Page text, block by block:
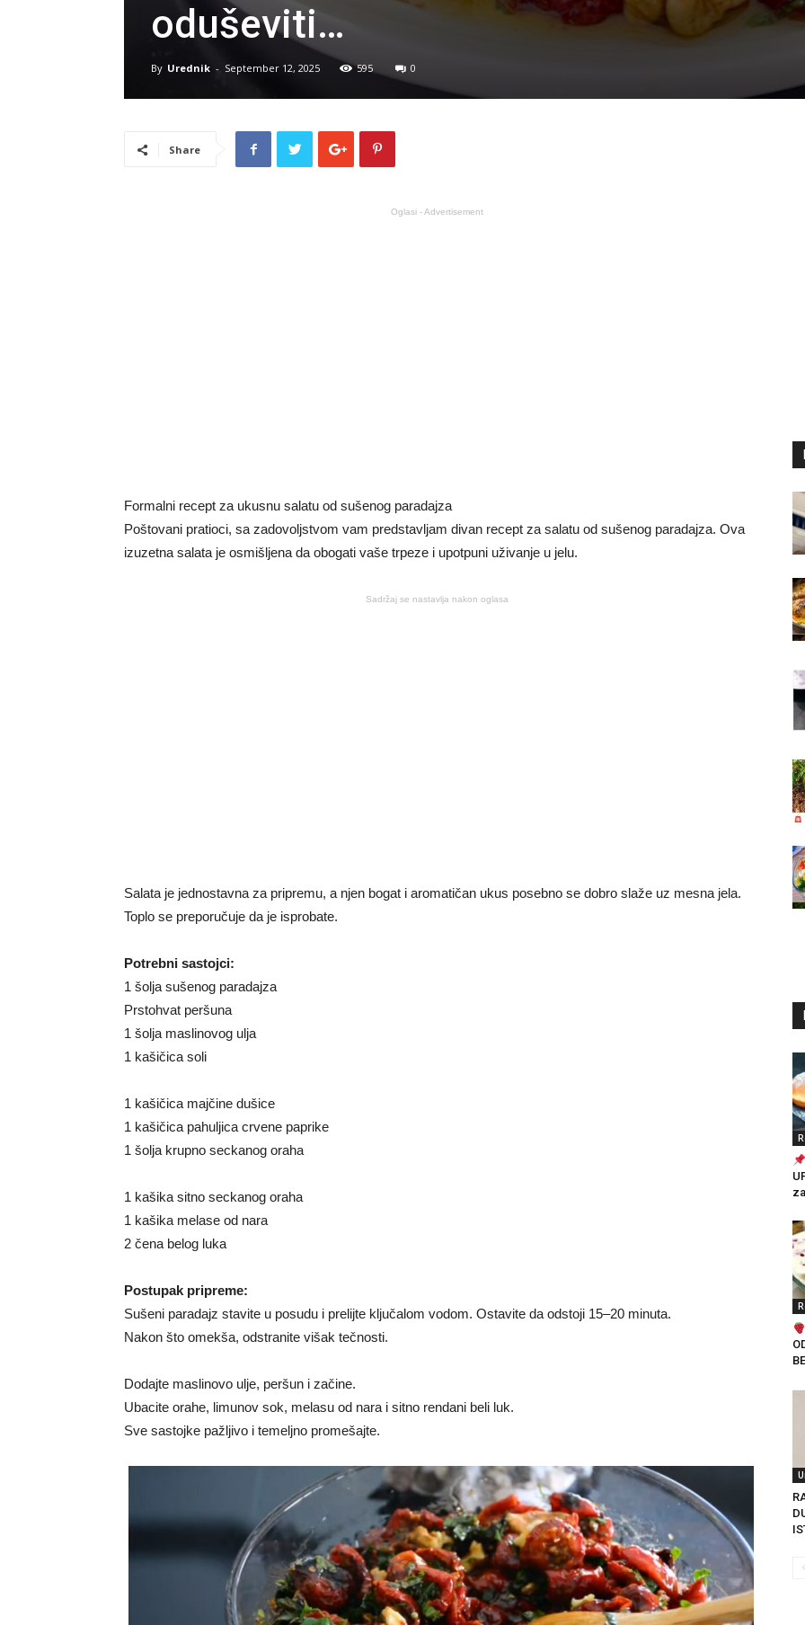
oduševiti…
By Urednik - September 12, 2025 595 0
Share
Oglasi - Advertisement
Formalni recept za ukusnu salatu od sušenog paradajza
Poštovani pratioci, sa zadovoljstvom vam predstavljam divan recept za salatu od sušenog paradajza. Ova
izuzetna salata je osmišljena da obogati vaše trpeze i upotpuni uživanje u jelu.
Sadržaj se nastavlja nakon oglasa
Salata je jednostavna za pripremu, a njen bogat i aromatičan ukus posebno se dobro slaže uz mesna jela.
Toplo se preporučuje da je isprobate.
Potrebni sastojci:
1 šolja sušenog paradajza
Prstohvat peršuna
1 šolja maslinovog ulja
1 kašičica soli
1 kašičica majčine dušice
1 kašičica pahuljica crvene paprike
1 šolja krupno seckanog oraha
1 kašika sitno seckanog oraha
1 kašika melase od nara
2 čena belog luka
Postupak pripreme:
Sušeni paradajz stavite u posudu i prelijte ključalom vodom. Ostavite da odstoji 15–20 minuta.
Nakon što omekša, odstranite višak tečnosti.
Dodajte maslinovo ulje, peršun i začine.
Ubacite orahe, limunov sok, melasu od nara i sitno rendani beli luk.
Sve sastojke pažljivo i temeljno promešajte.